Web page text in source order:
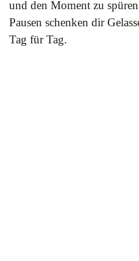
und den Moment zu
Pausen schenken dir
Tag für Tag.